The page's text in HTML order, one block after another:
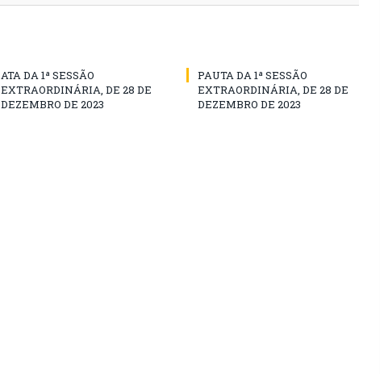
ATA DA 1ª SESSÃO
EXTRAORDINÁRIA, DE 28 DE
DEZEMBRO DE 2023
PAUTA DA 1ª SESSÃO
EXTRAORDINÁRIA, DE 28 DE
DEZEMBRO DE 2023